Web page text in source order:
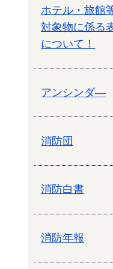
教
市
ホテル・旅館
対象物に係る
について！
アンシンダ―
消防団
消防白書
消防年報